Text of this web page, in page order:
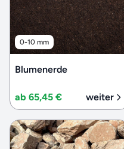
0-10 mm
Blumenerde
ab 65,45 € weiter